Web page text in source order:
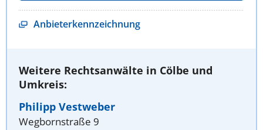
Anbieterkennzeichnung
Weitere Rechtsanwälte in Cölbe und
Umkreis:
Philipp Vestweber
Wegbornstraße 9